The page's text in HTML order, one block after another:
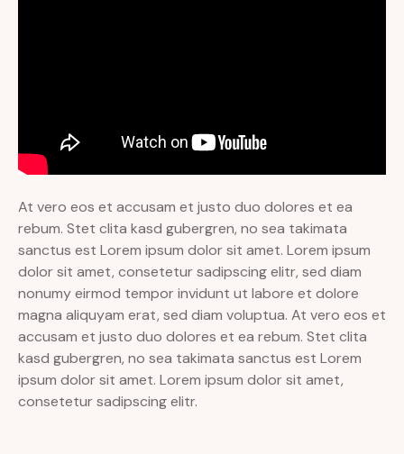
At vero eos et accusam et justo duo dolores et ea
rebum. Stet clita kasd gubergren, no sea takimata
sanctus est Lorem ipsum dolor sit amet. Lorem ipsum
dolor sit amet, consetetur sadipscing elitr, sed diam
nonumy eirmod tempor invidunt ut labore et dolore
magna aliquyam erat, sed diam voluptua. At vero eos et
accusam et justo duo dolores et ea rebum. Stet clita
kasd gubergren, no sea takimata sanctus est Lorem
ipsum dolor sit amet. Lorem ipsum dolor sit amet,
consetetur sadipscing elitr.